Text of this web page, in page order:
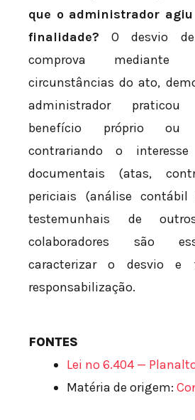
que o administrador
finalidade? O desvio
comprova
circunstâncias do ato,
administrador
benefício próprio ou
contrariando o
documentais (atas,
periciais (análise
testemunhais de
colaboradores são
caracterizar o desvio e
responsabilização.
FONTES
Lei nº 6.404 —
Matéria de origem: